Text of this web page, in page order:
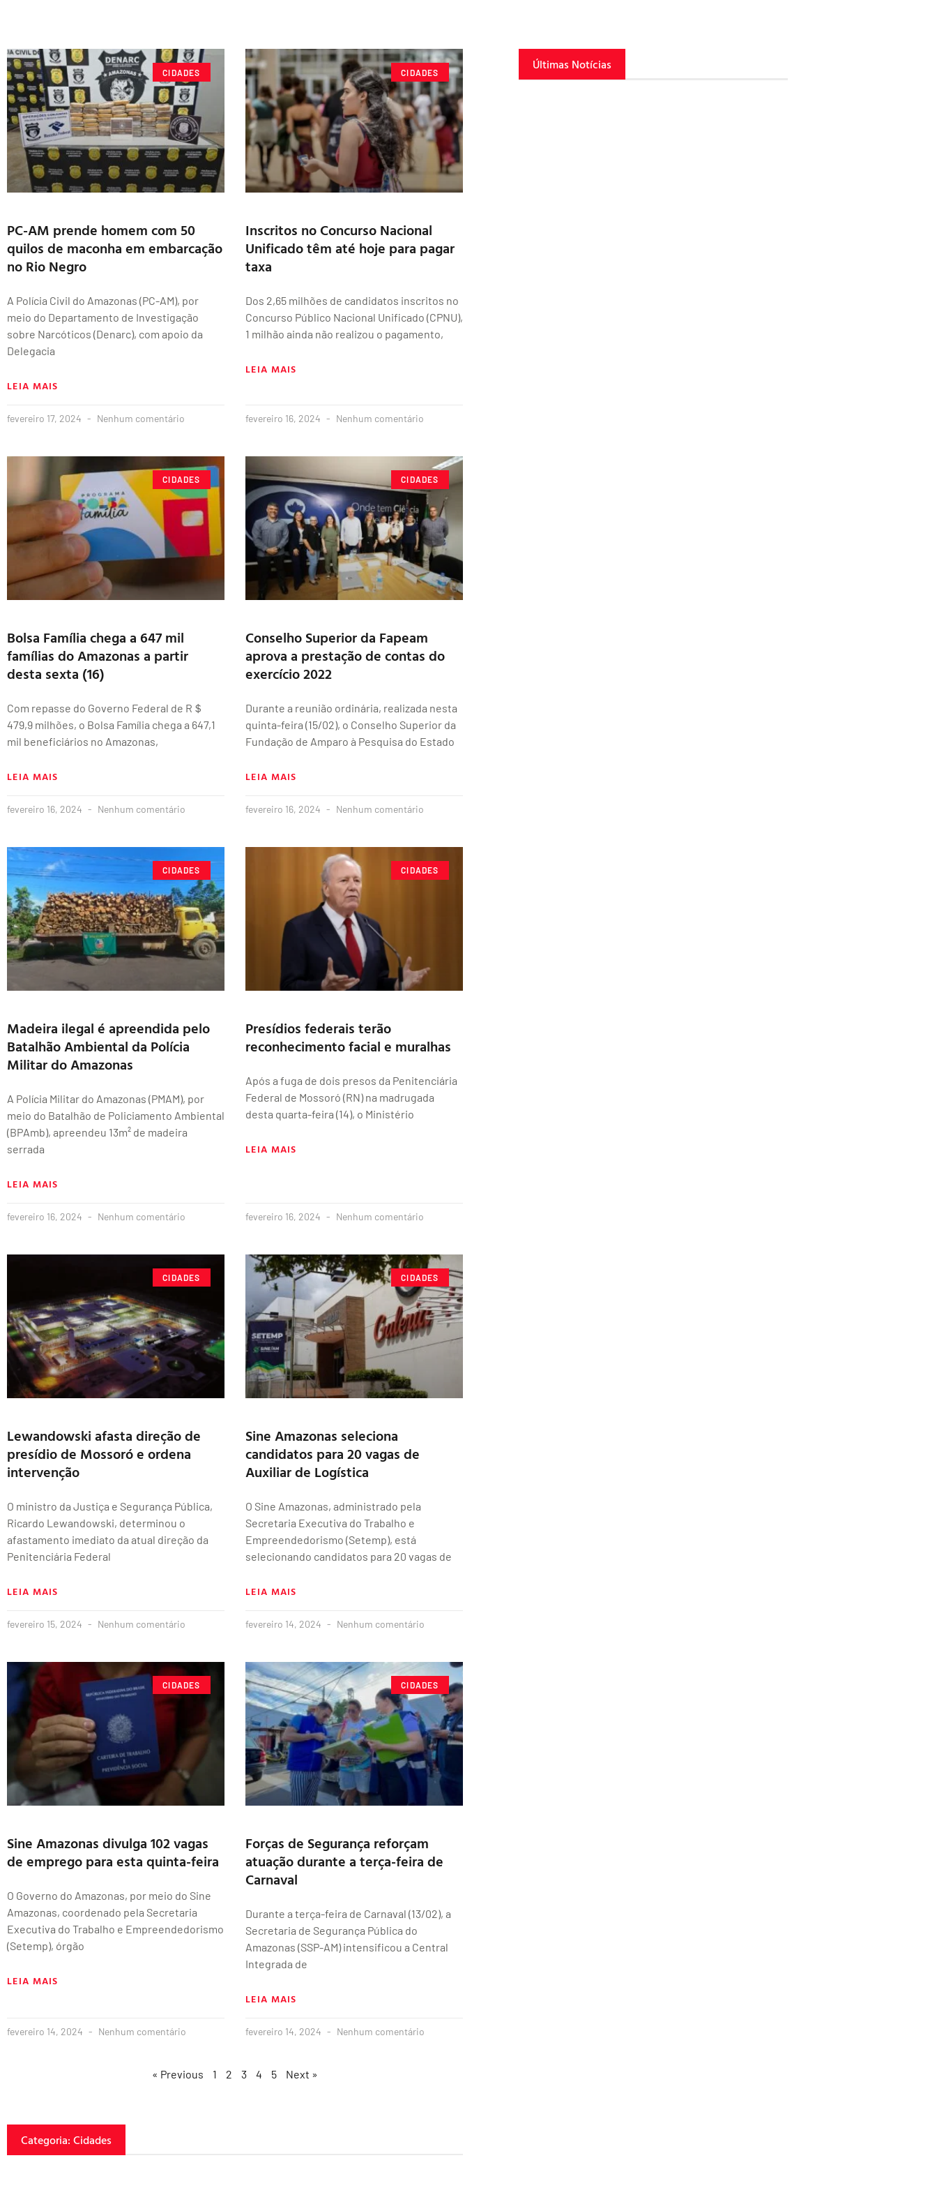
CIDADES
PC-AM prende homem com 50
quilos de maconha em embarcação
no Rio Negro
A Polícia Civil do Amazonas (PC-AM), por
meio do Departamento de Investigação
sobre Narcóticos (Denarc), com apoio da
Delegacia
LEIA MAIS
fevereiro 17, 2024 Nenhum comentário
CIDADES
Inscritos no Concurso Nacional
Unificado têm até hoje para pagar
taxa
Dos 2,65 milhões de candidatos inscritos no
Concurso Público Nacional Unificado (CPNU),
1 milhão ainda não realizou o pagamento,
LEIA MAIS
fevereiro 16, 2024 Nenhum comentário
CIDADES
Bolsa Família chega a 647 mil
famílias do Amazonas a partir
desta sexta (16)
Com repasse do Governo Federal de R＄
479,9 milhões, o Bolsa Família chega a 647,1
mil beneficiários no Amazonas,
LEIA MAIS
fevereiro 16, 2024 Nenhum comentário
CIDADES
Conselho Superior da Fapeam
aprova a prestação de contas do
exercício 2022
Durante a reunião ordinária, realizada nesta
quinta-feira (15/02), o Conselho Superior da
Fundação de Amparo à Pesquisa do Estado
LEIA MAIS
fevereiro 16, 2024 Nenhum comentário
CIDADES
Madeira ilegal é apreendida pelo
Batalhão Ambiental da Polícia
Militar do Amazonas
A Polícia Militar do Amazonas (PMAM), por
meio do Batalhão de Policiamento Ambiental
(BPAmb), apreendeu 13m² de madeira
serrada
LEIA MAIS
fevereiro 16, 2024 Nenhum comentário
CIDADES
Presídios federais terão
reconhecimento facial e muralhas
Após a fuga de dois presos da Penitenciária
Federal de Mossoró (RN) na madrugada
desta quarta-feira (14), o Ministério
LEIA MAIS
fevereiro 16, 2024 Nenhum comentário
CIDADES
Lewandowski afasta direção de
presídio de Mossoró e ordena
intervenção
O ministro da Justiça e Segurança Pública,
Ricardo Lewandowski, determinou o
afastamento imediato da atual direção da
Penitenciária Federal
LEIA MAIS
fevereiro 15, 2024 Nenhum comentário
CIDADES
Sine Amazonas seleciona
candidatos para 20 vagas de
Auxiliar de Logística
O Sine Amazonas, administrado pela
Secretaria Executiva do Trabalho e
Empreendedorismo (Setemp), está
selecionando candidatos para 20 vagas de
LEIA MAIS
fevereiro 14, 2024 Nenhum comentário
CIDADES
Sine Amazonas divulga 102 vagas
de emprego para esta quinta-feira
O Governo do Amazonas, por meio do Sine
Amazonas, coordenado pela Secretaria
Executiva do Trabalho e Empreendedorismo
(Setemp), órgão
LEIA MAIS
fevereiro 14, 2024 Nenhum comentário
CIDADES
Forças de Segurança reforçam
atuação durante a terça-feira de
Carnaval
Durante a terça-feira de Carnaval (13/02), a
Secretaria de Segurança Pública do
Amazonas (SSP-AM) intensificou a Central
Integrada de
LEIA MAIS
fevereiro 14, 2024 Nenhum comentário
« Previous 1 2 3 4 5 Next »
Categoria: Cidades
Últimas Notícias